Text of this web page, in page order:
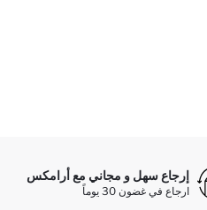
إرجاع سهل و مجاني مع أرامكس
ارجاع في غضون 30 يوماً